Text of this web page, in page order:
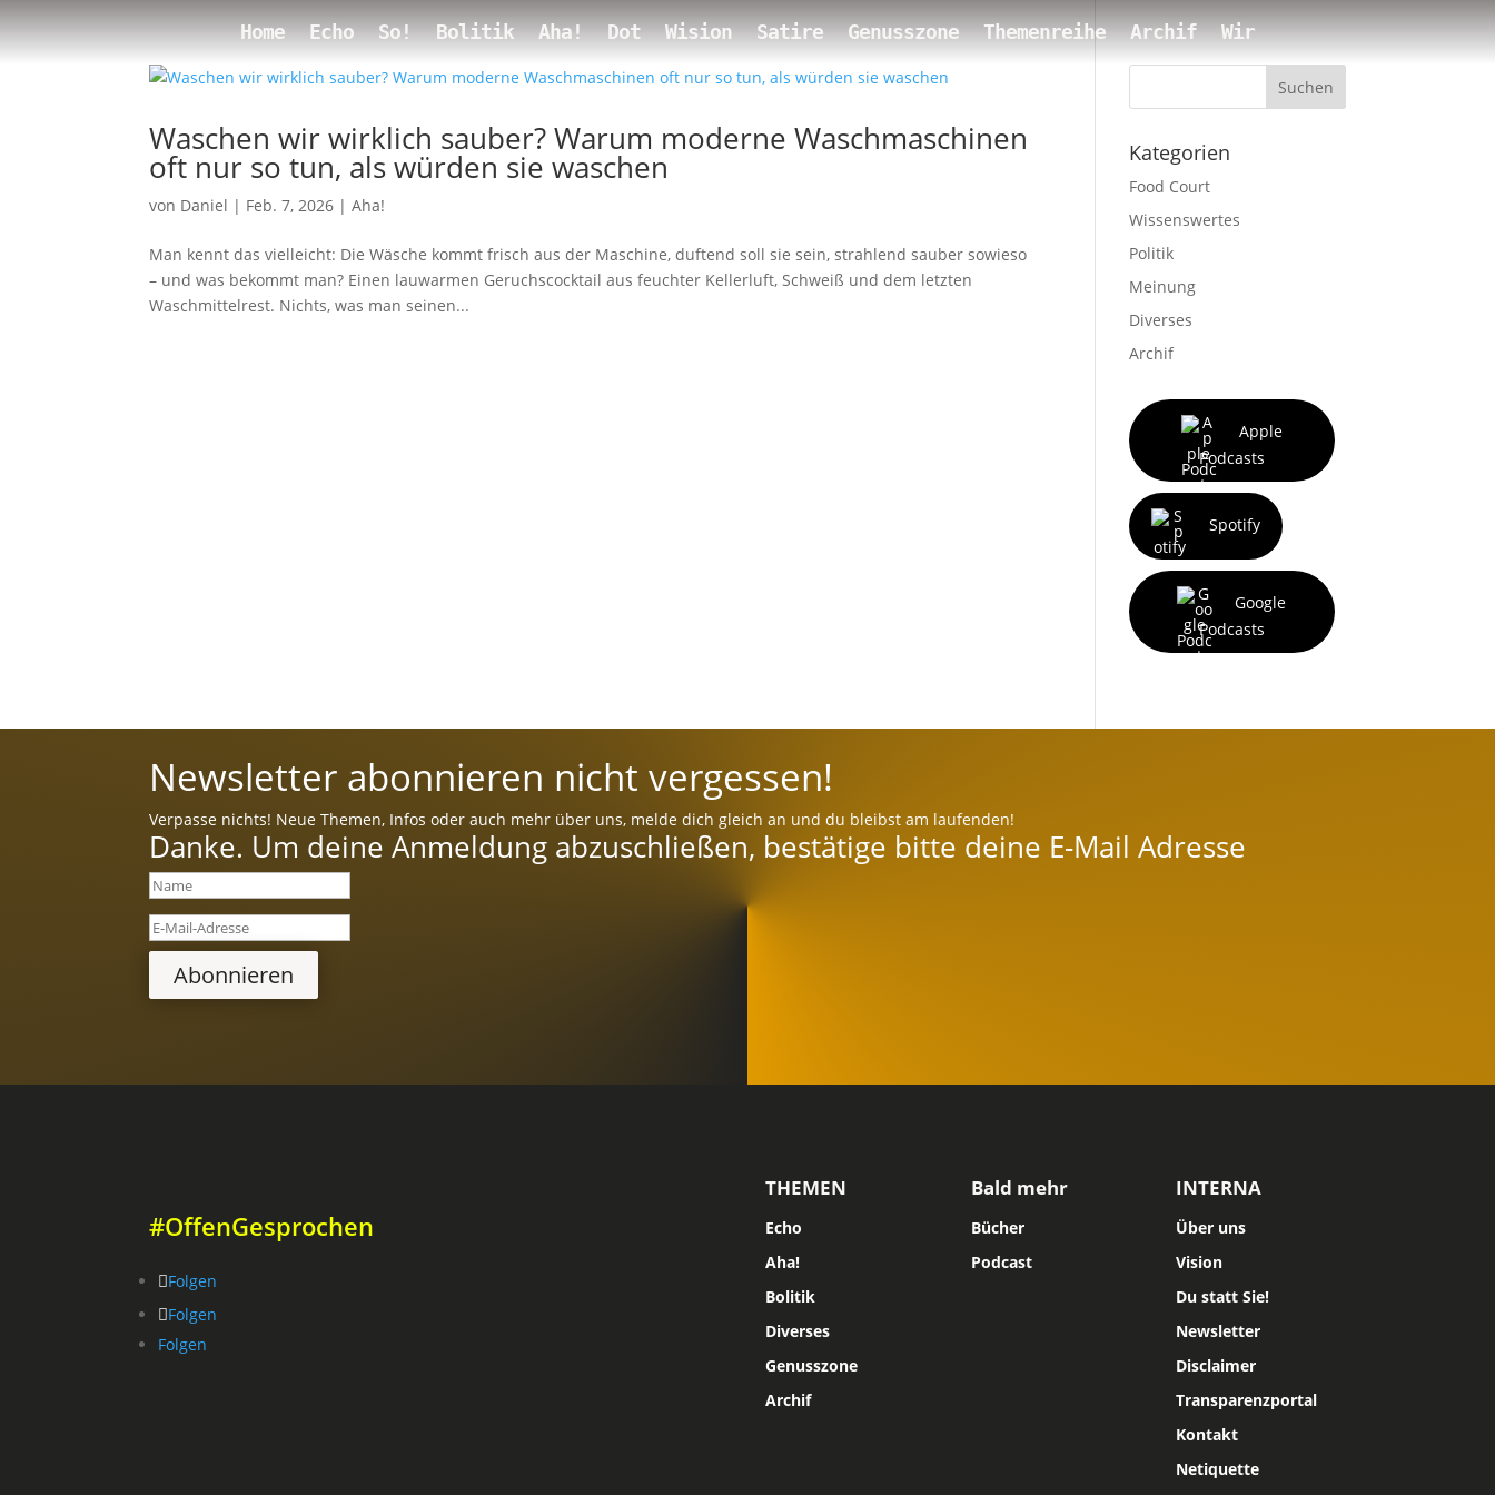
Home Echo So! Bolitik Aha! Dot Wision Satire Genusszone Themenreihe Archif Wir
Waschen wir wirklich sauber? Warum moderne Waschmaschinen
oft nur so tun, als würden sie waschen
von Daniel | Feb. 7, 2026 |Aha!
Man kennt das vielleicht: Die Wäsche kommt frisch aus der Maschine, duftend soll sie sein, strahlend sauber sowieso
– und was bekommt man? Einen lauwarmen Geruchscocktail aus feuchter Kellerluft, Schweiß und dem letzten
Waschmittelrest. Nichts, was man seinen...
Suchen
Kategorien
Food Court
Wissenswertes
Politik
Meinung
Diverses
Archif
Apple
Podcasts
Spotify
Google
Podcasts
Newsletter abonnieren nicht vergessen!
Verpasse nichts! Neue Themen, Infos oder auch mehr über uns, melde dich gleich an und du bleibst am laufenden!
Danke. Um deine Anmeldung abzuschließen, bestätige bitte deine E-Mail Adresse
Abonnieren
#OffenGesprochen
Folgen
Folgen
Folgen
THEMEN
Echo
Aha!
Bolitik
Diverses
Genusszone
Archif
Bald mehr
Bücher
Podcast
INTERNA
Über uns
Vision
Du statt Sie!
Newsletter
Disclaimer
Transparenzportal
Kontakt
Netiquette